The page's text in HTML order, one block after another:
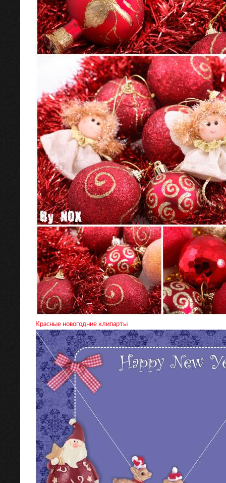
Красные новогодние клипарты